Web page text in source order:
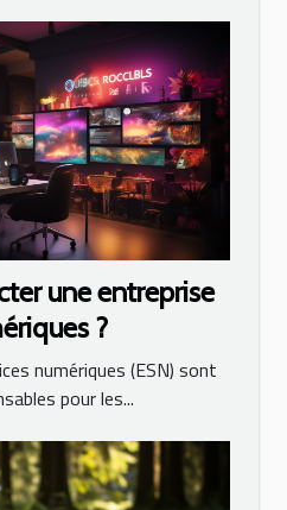
une entreprise
?
numériques (ESN) sont
pour les...